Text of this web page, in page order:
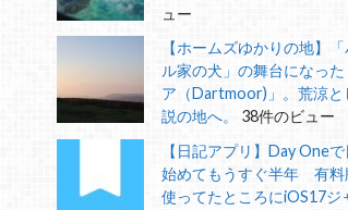
ュー
【ホームズゆかりの地】
ル家の犬」の舞台になっ
ア（Dartmoor)」。荒涼と
説の地へ。
38件のビュー
【日記アプリ】Day One
始めてもうすぐ半年 有料
使ってたところにiOS17ジ